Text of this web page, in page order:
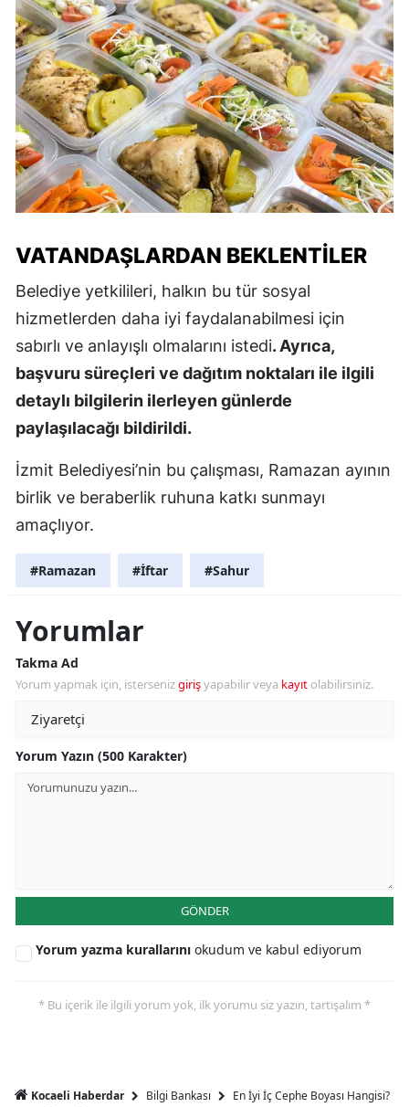
VATANDAŞLARDAN BEKLENTILER
Belediye yetkilileri, halkın bu tür sosyal
hizmetlerden daha iyi faydalanabilmesi için
sabırlı ve anlayışlı olmalarını istedi. Ayrıca,
başvuru süreçleri ve dağıtım noktaları ile ilgili
detaylı bilgilerin ilerleyen günlerde
paylaşılacağı bildirildi.
İzmit Belediyesi’nin bu çalışması, Ramazan ayının
birlik ve beraberlik ruhuna katkı sunmayı
amaçlıyor.
#Ramazan #İftar #Sahur
Yorumlar
Takma Ad
Yorum yapmak için, istersenizgirişyapabilir veya kayıt olabilirsiniz.
Yorum Yazın (500 Karakter)
GÖNDER
Yorum yazma kurallarını okudum ve kabul ediyorum
* Bu içerik ile ilgili yorum yok, ilk yorumu siz yazın, tartışalım *
Kocaeli Haberdar Bilgi Bankası En İyi İç Cephe Boyası Hangisi?